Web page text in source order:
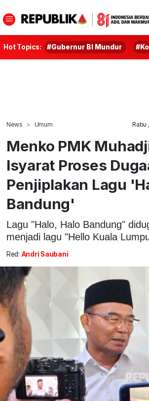
Hot Topics: #Gubernur BI Mundur
News Umum Rabu
Menko PMK
Isyarat Proses
Penjiplakan Lagu
Bandung'
Lagu "Halo, Halo Bandung"
menjadi lagu "Hello Kuala
Red: Andri Saubani